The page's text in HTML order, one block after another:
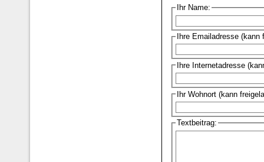
Ihr Name:
Ihre Emailadresse
Ihre Internetadresse
Ihr Wohnort (kann
Textbeitrag: